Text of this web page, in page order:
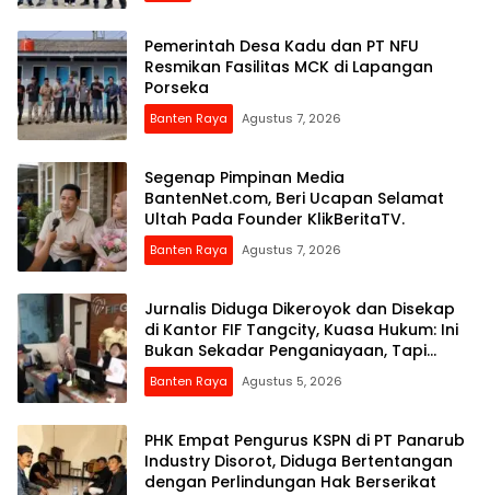
Pemerintah Desa Kadu dan PT NFU
Resmikan Fasilitas MCK di Lapangan
Porseka
Banten Raya Agustus 7, 2026
Segenap Pimpinan Media
BantenNet.com, Beri Ucapan Selamat
Ultah Pada Founder KlikBeritaTV.
Banten Raya Agustus 7, 2026
Jurnalis Diduga Dikeroyok dan Disekap
di Kantor FIF Tangcity, Kuasa Hukum: Ini
Bukan Sekadar Penganiayaan, Tapi
Dugaan Pembungkaman Pers
Banten Raya Agustus 5, 2026
PHK Empat Pengurus KSPN di PT Panarub
Industry Disorot, Diduga Bertentangan
dengan Perlindungan Hak Berserikat